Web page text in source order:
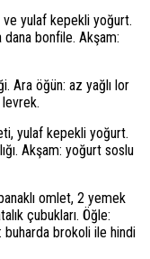
ve yulaf kepekli yoğurt.
dana bonfile. Akşam:
Ara öğün: az yağlı lor
levrek.
yulaf kepekli yoğurt.
Akşam: yoğurt soslu
omlet, 2 yemek
çubukları. Öğle:
buharda brokoli ile hindi